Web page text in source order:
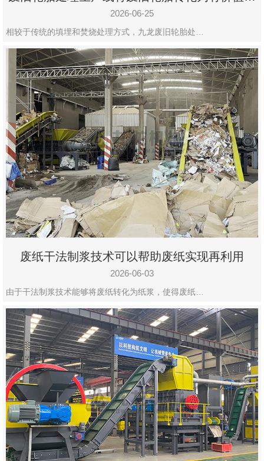
资源
2026-06-25
相较于传统的填埋和焚烧处理方式，九龙废旧轮胎处…
废纸干法制浆技术可以帮助废纸实现再利用
2026-06-03
由于干法制浆技术能够将废纸转化为纸浆，使得废纸…